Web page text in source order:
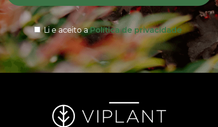
Li e aceito aPolítica de privacidade